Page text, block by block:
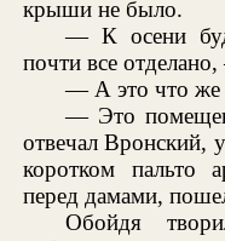
крыши не было.
— К осени
почти все
— А это что же
— Это
отвечал Вронский,
коротком пальто
перед дамами,
Обойдя